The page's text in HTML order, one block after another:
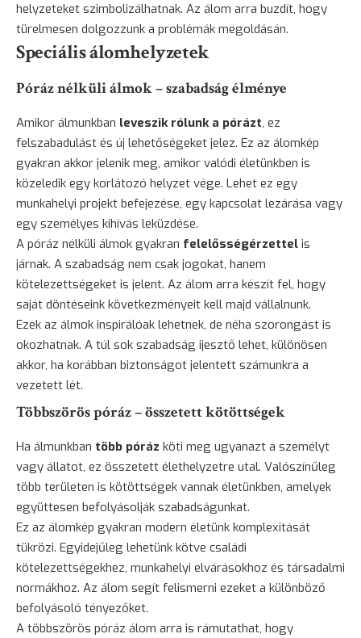
helyzeteket szimbolizálhatnak. Az álom arra buzdít, hogy
türelmesen dolgozzunk a problémák megoldásán.
Speciális álomhelyzetek
Póráz nélküli álmok – szabadság élménye
Amikor álmunkban leveszik rólunk a pórázt, ez
felszabadulást és új lehetőségeket jelez. Ez az álomkép
gyakran akkor jelenik meg, amikor valódi életünkben is
közeledik egy korlátozó helyzet vége. Lehet ez egy
munkahelyi projekt befejezése, egy kapcsolat lezárása vagy
egy személyes kihívás leküzdése.
A póráz nélküli álmok gyakran felelősségérzettel is
járnak. A szabadság nem csak jogokat, hanem
kötelezettségeket is jelent. Az álom arra készít fel, hogy
saját döntéseink következményeit kell majd vállalnunk.
Ezek az álmok inspirálóak lehetnek, de néha szorongást is
okozhatnak. A túl sok szabadság ijesztő lehet, különösen
akkor, ha korábban biztonságot jelentett számunkra a
vezetett lét.
Többszörös póráz – összetett kötöttségek
Ha álmunkban több póráz köti meg ugyanazt a személyt
vagy állatot, ez összetett élethelyzetre utal. Valószínűleg
több területen is kötöttségek vannak életünkben, amelyek
együttesen befolyásolják szabadságunkat.
Ez az álomkép gyakran modern életünk komplexitását
tükrözi. Egyidejűleg lehetünk kötve családi
kötelezettségekhez, munkahelyi elvárásokhoz és társadalmi
normákhoz. Az álom segít felismerni ezeket a különböző
befolyásoló tényezőket.
A többszörös póráz álom arra is rámutathat, hogy